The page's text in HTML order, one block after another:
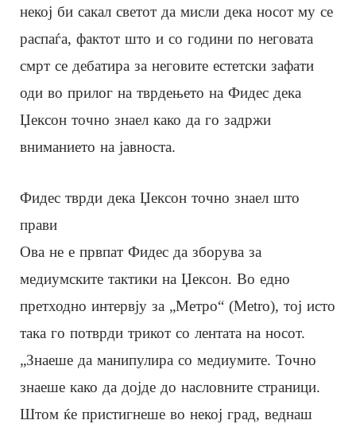
некој би сакал светот да мисли дека носот му се
распаѓа, фактот што и со години по неговата
смрт се дебатира за неговите естетски зафати
оди во прилог на тврдењето на Фидес дека
Џексон точно знаел како да го задржи
вниманието на јавноста.
Фидес тврди дека Џексон точно знаел што
прави
Ова не е првпат Фидес да зборува за
медиумските тактики на Џексон. Во едно
претходно интервју за „Метро“ (Metro), тој исто
така го потврди трикот со лентата на носот.
„Знаеше да манипулира со медиумите. Точно
знаеше како да дојде до насловните страници.
Штом ќе пристигнеше во некој град, веднаш